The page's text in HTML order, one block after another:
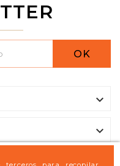
OK


